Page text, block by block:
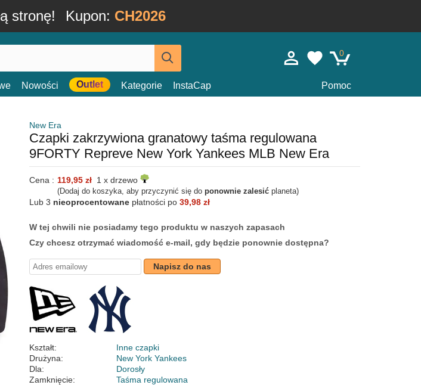
stronę! Kupon: CH2026
0
Nowości Outlet Kategorie InstaCap Pomoc
New Era
Czapki zakrzywiona granatowy taśma regulowana
9FORTY Repreve New York Yankees MLB New Era
Cena : 119,95 zł 1 x drzewo
(Dodaj do koszyka, aby przyczynić się do ponownie zalesić planeta)
Lub 3 nieoprocentowane płatności po 39,98 zł
W tej chwili nie posiadamy tego produktu w naszych zapasach
Czy chcesz otrzymać wiadomość e-mail, gdy będzie ponownie dostępna?
Napisz do nas
Kształt:
Inne czapki
Drużyna:
New York Yankees
Dla:
Dorosły
Zamknięcie:
Taśma regulowana